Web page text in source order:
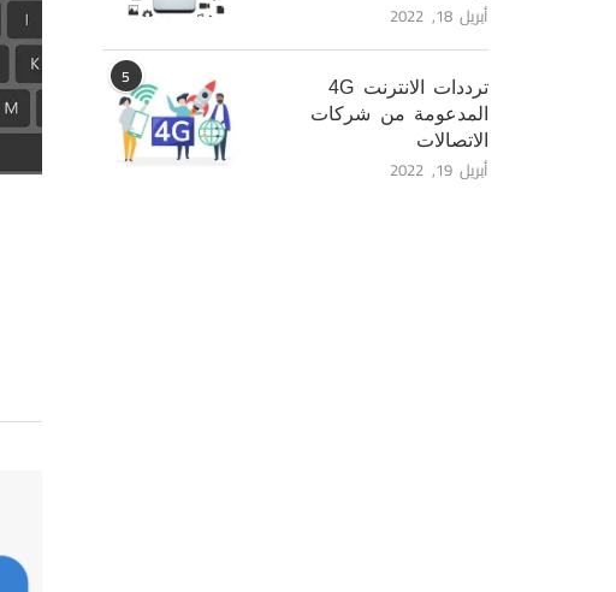
أبريل 18, 2022
5
ترددات الانترنت 4G
المدعومة من شركات
الاتصالات
أبريل 19, 2022